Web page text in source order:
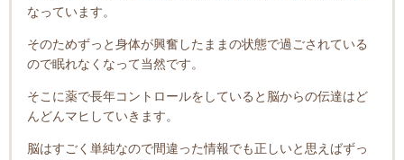
なっています。
そのためずっと身体が興奮したままの状態で過ごされている
ので眠れなくなって当然です。
そこに薬で長年コントロールをしていると脳からの伝達はど
んどんマヒしていきます。
脳はすごく単純なので間違った情報でも正しいと思えばずっ